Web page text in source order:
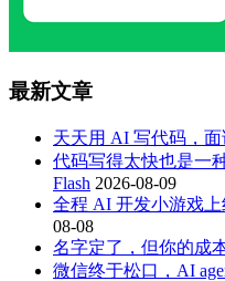
最新文章
天天用 AI 写代码，
代码写得太快也是一
Flash 2026-08-09
全程 AI 开发小游戏
08-08
名字定了，但你的成
微信终于松口，AI